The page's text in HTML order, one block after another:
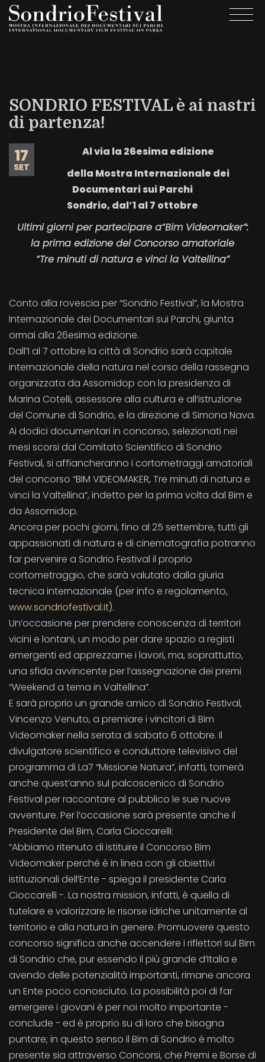
Salta
SONDRIO FESTIVAL è ai nastri
di partenza!
17
SET
Al via la 26esima edizione
della Mostra Internazionale dei
Documentari sui Parchi
Sondrio, dal’1 al 7 ottobre
Ultimi giorni per partecipare a“Bim Videomaker”:
la prima edizione del Concorso amatoriale
“Tre minuti di natura e vinci la Valtellina”
Conto alla rovescia per “Sondrio Festival”, la Mostra
Internazionale dei Documentari sui Parchi, giunta
ormai alla 26esima edizione.
Dall’1 al 7 ottobre la città di Sondrio sarà capitale
internazionale della natura nel corso della rassegna
organizzata da Assomidop con la presidenza di
Marina Cotelli, assessore alla cultura e all’istruzione
del Comune di Sondrio, e la direzione di Simona Nava.
Ai dodici documentari in concorso, selezionati nei
mesi scorsi dal Comitato Scientifico di Sondrio
Festival, si affiancheranno i cortometraggi amatoriali
del concorso “BIM VIDEOMAKER, Tre minuti di natura e
vinci la Valtellina”, indetto per la prima volta dal Bim e
da Assomidop.
Ancora per pochi giorni, fino al 25 settembre, tutti gli
appassionati di natura e di cinematografia potranno
far pervenire a Sondrio Festival il proprio
cortometraggio, che sarà valutato dalla giuria
tecnica internazionale (per info e regolamento,
www.sondriofestival.it).
Un’occasione per prendere conoscenza di territori
vicini e lontani, un modo per dare spazio a registi
emergenti ed apprezzarne i lavori, ma, soprattutto,
una sfida avvincente per l’assegnazione dei premi
“Weekend a tema in Valtellina”.
E sarà proprio un grande amico di Sondrio Festival,
Vincenzo Venuto, a premiare i vincitori di Bim
Videomaker nella serata di sabato 6 ottobre. Il
divulgatore scientifico e conduttore televisivo del
programma di La7 “Missione Natura”, infatti, tornerà
anche quest’anno sul palcoscenico di Sondrio
Festival per raccontare al pubblico le sue nuove
avventure. Per l’occasione sarà presente anche il
Presidente del Bim, Carla Cioccarelli:
“Abbiamo ritenuto di istituire il Concorso Bim
Videomaker perché è in linea con gli obiettivi
istituzionali dell’Ente - spiega il presidente Carla
Cioccarelli -. La nostra mission, infatti, è quella di
tutelare e valorizzare le risorse idriche unitamente al
territorio e alla natura in genere. Promuovere questo
concorso significa anche accendere i riflettori sul Bim
di Sondrio che, pur essendo il più grande d’Italia e
avendo delle potenzialità importanti, rimane ancora
un Ente poco conosciuto. La possibilità poi di far
emergere i giovani è per noi molto importante -
conclude - ed è proprio su di loro che bisogna
puntare; in questo senso il Bim di Sondrio è molto
presente sia attraverso Concorsi, che Premi e Borse di